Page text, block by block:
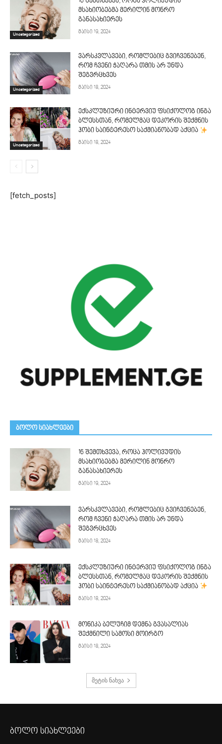
Uncategorized
მსახიობებმა მერილინ მონრო
განასახიერეს
მაისი 19, 2024
Uncategorized
ვარსკვლავები, რომლებიც გვიჩვენებენ,
რომ ჩვენი ჭაღარა თმის არ უნდა
შეგვრცხვეს
მაისი 18, 2024
Uncategorized
ექსკლუზიური ინტერვიუ ფსიქოლოგ ინგა
ბლესსთან, რომელმაც დეკორის შექმნის
ჰობი საინტერესო საქმიანობად აქცია
მაისი 18, 2024
[fetch_posts]
ᲑᲝᲚᲝ ᲡᲘᲐᲮᲚᲔᲔᲑᲘ
16 შემთხვევა, როცა ჰოლივუდის
მსახიობებმა მერილინ მონრო
განასახიერეს
მაისი 19, 2024
ვარსკვლავები, რომლებიც გვიჩვენებენ,
რომ ჩვენი ჭაღარა თმის არ უნდა
შეგვრცხვეს
მაისი 18, 2024
ექსკლუზიური ინტერვიუ ფსიქოლოგ ინგა
ბლესსთან, რომელმაც დეკორის შექმნის
ჰობი საინტერესო საქმიანობად აქცია
მაისი 18, 2024
მონიკა ბელუჩიმ დემნა გვასალიას
შექმნილი სამოსი მოირგო
მაისი 18, 2024
მეტის ნახვა
ბოლო სიახლეები